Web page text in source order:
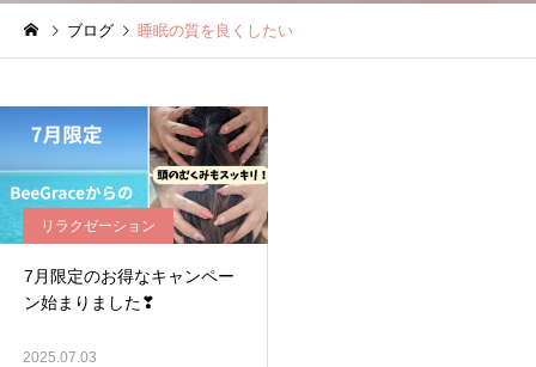
数量限定で抽選販売が決定
夏季休業のお知らせ
ブログ 睡眠の質を良くしたい
リラクゼーション
7月限定のお得なキャンペー
ン始まりました❣
2025.07.03